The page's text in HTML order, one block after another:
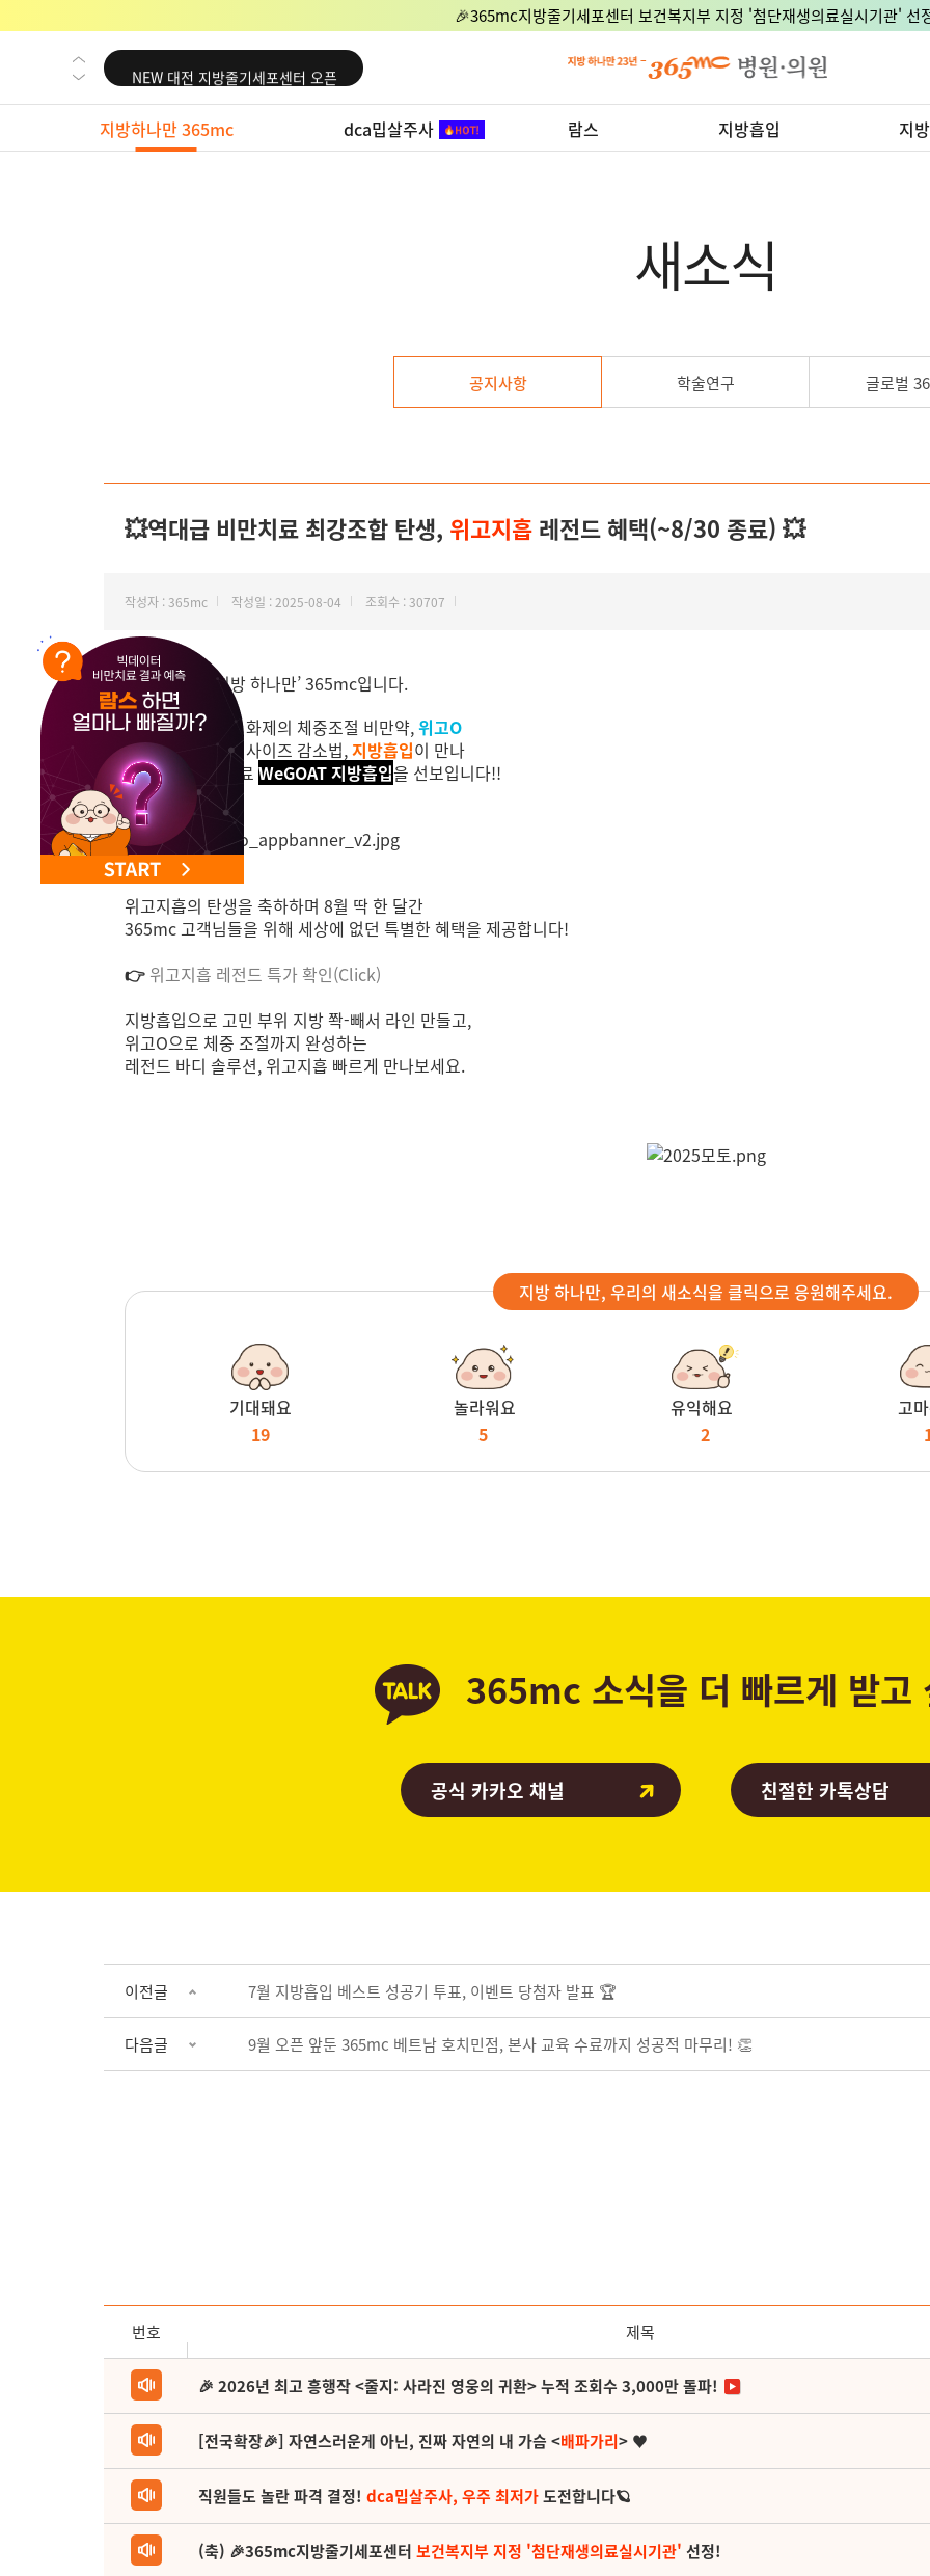
🎉365mc지방줄기세포센터 보건복지부 지정 '첨단재생의료실시기관' 선
NEW 교대 지방줄기세포센터 오픈
NEW 대전 지방줄기세포센터 오픈
NEW 노원 지방줄기세포센터 오픈
NEW 미국 LA점 오픈
지방하나만 365mc dca밉살주사 람스 지방흡입 지
새소식
공지사항 학술연구 글로벌
💥역대급 비만치료 최강조합 탄생, 위고지흡 레전드 혜택(~8/30 종료) 💥
작성자 : 365mc 작성일 : 2025-08-04 조회수 : 30707
안녕하세요. '지방 하나만’ 365mc입니다.
전 세계를 뒤흔든 화제의 체중조절 비만약,위고O
여기에 지구 최강 사이즈 감소법,지방흡입이 만나
GOAT급 비만 치료 WeGOAT 지방흡입을 선보입니다!!
위고지흡의 탄생을 축하하며 8월 딱 한 달간
365mc 고객님들을 위해 세상에 없던 특별한 혜택을 제공합니다!
👉 위고지흡 레전드 특가 확인(Click)
지방흡입으로 고민 부위 지방 쫙-빼서 라인 만들고,
위고O으로 체중 조절까지 완성하는
레전드 바디 솔루션, 위고지흡 빠르게 만나보세요.
지방 하나만, 우리의 새소식을 클릭으로 응원해주세요.
기대돼요
19
놀라워요
5
유익해요
2
고
365mc 소식을 더 빠르게 받고
공식 카카오 채널 친절한 카톡상담
이전글 7월 지방흡입 베스트 성공기 투표, 이벤트 당첨자 발표 🏆
다음글 9월 오픈 앞둔 365mc 베트남 호치민점, 본사 교육 수료까지 성공적 마무리! 👏
번호 제목
🎉 2026년 최고 흥행작 <줄지: 사라진 영웅의 귀환> 누적 조회수 3,000만 돌파!
[전국확장🎉] 자연스러운게 아닌, 진짜 자연의 내 가슴 <배파가리> ♥
직원들도 놀란 파격 결정! dca밉살주사, 우주 최저가도전합니다🪐
(축) 🎉365mc지방줄기세포센터 보건복지부 지정 '첨단재생의료실시기관' 선정!